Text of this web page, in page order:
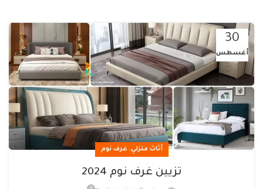
30
أغسطس
أثاث منزلي, غرف نوم
تزيين غرف نوم 2024